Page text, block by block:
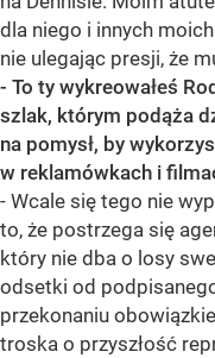
dla niego i innych
nie ulegając presji, że
- To ty wykreowałeś
szlak, którym podąża
na pomysł, by
w reklamówkach i
- Wcale się tego nie
to, że postrzega się
który nie dba o losy
odsetki od
przekonaniu
troska o przyszłość